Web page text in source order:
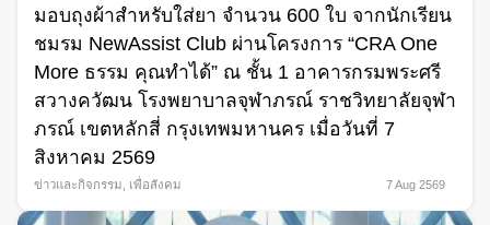
มอบถุงผ้าสำหรับใส่ยา จำนวน 600 ใบ จากนักเรียน
ชมรม NewAssist Club ผ่านโครงการ “CRA One
More ธรรม คุณทำได้” ณ ชั้น 1 อาคารกรมพระศรี
สวางควัฒน โรงพยาบาลจุฬาภรณ์ ราชวิทยาลัยจุฬา
ภรณ์ เขตหลักสี่ กรุงเทพมหานคร เมื่อวันที่ 7
สิงหาคม 2569
ข่าวและกิจกรรม เพื่อสังคม 7 Aug 2569